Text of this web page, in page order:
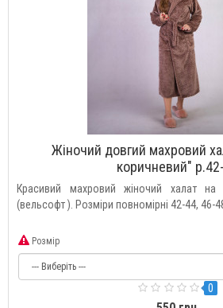
Жіночий довгий махровий
коричневий"
Красивий махровий жіночий халат
(вельсофт ). Розміри повномірні 42-44, 46-
Розмір
0